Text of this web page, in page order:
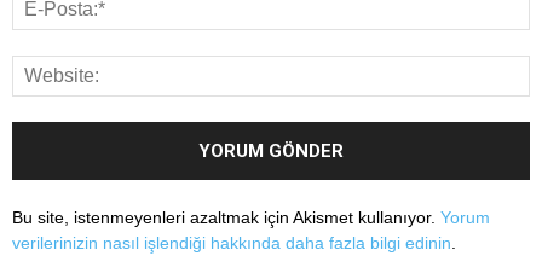
Bu site, istenmeyenleri azaltmak için Akismet kullanıyor. Yorum
verilerinizin nasıl işlendiği hakkında daha fazla bilgi edinin